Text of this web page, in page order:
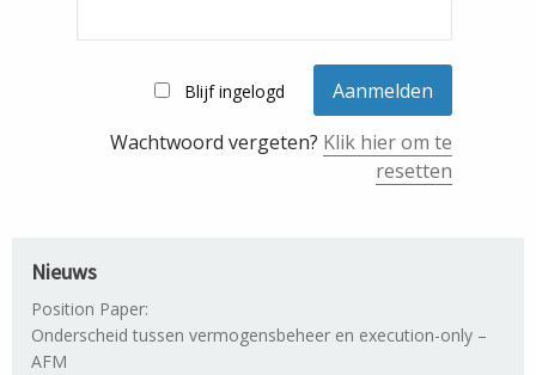
Blijf ingelogd
Wachtwoord vergeten? Klik hier om te
resetten
Nieuws
Position Paper:
Onderscheid tussen vermogensbeheer en execution-only –
AFM